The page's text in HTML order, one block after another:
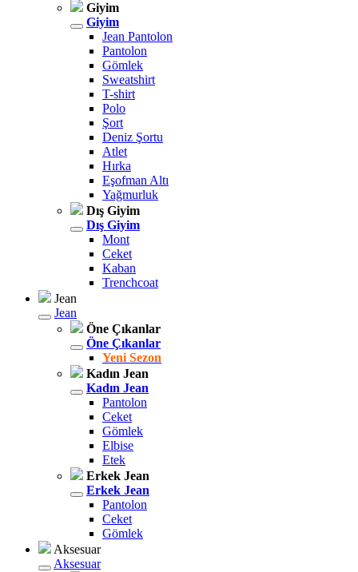
Giyim
Giyim
Jean Pantolon
Pantolon
Gömlek
Sweatshirt
T-shirt
Polo
Şort
Deniz Şortu
Atlet
Hırka
Eşofman Altı
Yağmurluk
Dış Giyim
Dış Giyim
Mont
Ceket
Kaban
Trenchcoat
Jean
Jean
Öne Çıkanlar
Öne Çıkanlar
Yeni Sezon
Kadın Jean
Kadın Jean
Pantolon
Ceket
Gömlek
Elbise
Etek
Erkek Jean
Erkek Jean
Pantolon
Ceket
Gömlek
Aksesuar
Aksesuar